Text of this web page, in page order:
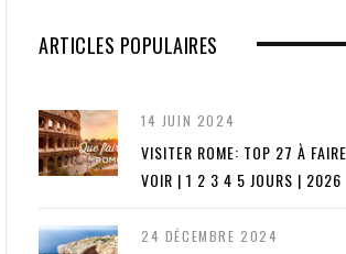
ARTICLES POPULAIRES
14 JUIN 2024
VISITER ROME: TOP 27 À
VOIR | 1 2 3 4 5 JOURS | 2026
24 DÉCEMBRE 2024